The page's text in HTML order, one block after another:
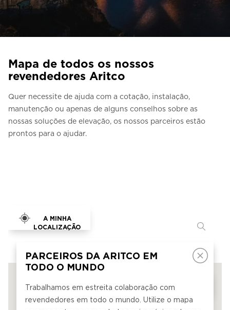
Entre em contacto connosco
Estimativa de preço
FAQ
Mapa de todos os nossos
revendedores Aritco
Quer necessite de ajuda com a cotação, instalação,
manutenção ou apenas de alguns conselhos sobre as
nossas soluções de elevação, os nossos parceiros estão
prontos para o ajudar.